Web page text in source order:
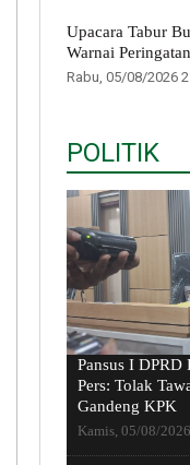
Upacara Tabur
Warnai
Rabu, 05/08/2026
POLITIK
Pansus I DPRD
Pers: Tolak
Gandeng KPK
Kamis, 05/08/